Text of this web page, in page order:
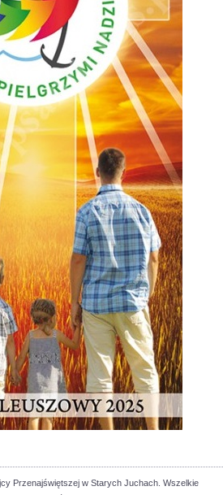
Przenajświętszej w Starych Juchach. Wszelkie